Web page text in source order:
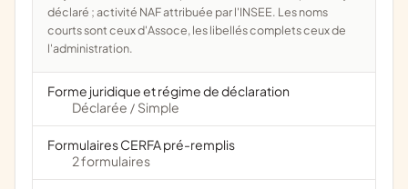
déclaré ; activité NAF attribuée par l'INSEE. Les noms
courts sont ceux d'Assoce, les libellés complets ceux de
l'administration.
Forme juridique et régime de déclaration
Déclarée / Simple
Formulaires CERFA pré-remplis
2 formulaires